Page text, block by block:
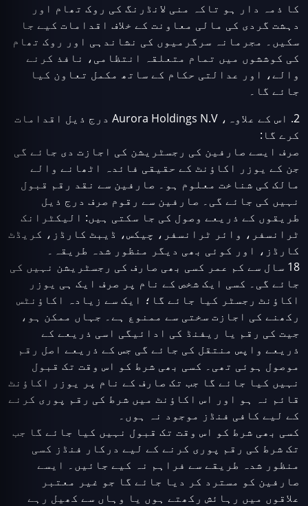
کا ذمہ دار ہو تاکہ منی لانڈرنگ کی روک تھام اور
دہشت گردی کی مالی معاونت کے خلاف اقدامات کیے جا
سکیں۔ مجرمانہ سرگرمیوں کی نشاندہی اور روک تھام
کی کوششوں میں تمام متعلقہ انتظامی، نافذ کرنے
والے، اور عدالتی حکام کے ساتھ مکمل تعاون کیا
جائے گا۔
2. اس کے علاوہ، Aurora Holdings N.V درج ذیل اقدامات
کرے گا:
صرف ایسے صارفین کی رجسٹریشن کی اجازت دی جائے گی
جن کے یوزر اکاؤنٹ کے حقیقی فائدہ اٹھانے والے
مالک کی شناخت معلوم ہو۔ صارفین سے نقد رقم قبول
نہیں کی جائے گی۔ صارفین سے رقوم صرف درج ذیل
طریقوں کے ذریعے وصول کی جا سکتی ہیں: الیکٹرانک
ٹرانسفر، وائر ٹرانسفر، چیکس، ڈیبٹ کارڈز، کریڈٹ
کارڈز، اور کوئی بھی دیگر منظور شدہ طریقہ۔
18 سال سے کم عمر کسی بھی صارف کی رجسٹریشن نہیں کی
جائے گی۔ کسی ایک شخص کے نام پر صرف ایک ہی یوزر
اکاؤنٹ رجسٹر کیا جائے گا؛ ایک سے زیادہ اکاؤنٹس
رکھنے کی اجازت سختی سے ممنوع ہے۔ جہاں ممکن ہو،
جیت کی رقم یا ریفنڈ کی ادائیگی اسی ذریعے کے
ذریعے واپس منتقل کی جائے گی جس کے ذریعے اصل رقم
موصول ہوئی تھی۔ کسی بھی شرط کو اس وقت تک قبول
نہیں کیا جائے گا جب تک صارف کے نام پر یوزر اکاؤنٹ
قائم نہ ہو اور اس اکاؤنٹ میں شرط کی رقم پوری کرنے
کے لیے کافی فنڈز موجود نہ ہوں۔
کسی بھی شرط کو اس وقت تک قبول نہیں کیا جائے گا جب
تک شرط کی رقم پوری کرنے کے لیے درکار فنڈز کسی
منظور شدہ طریقے سے فراہم نہ کیے جائیں۔ ایسے
صارفین کو مسترد کر دیا جائے گا جو غیر معتبر
علاقوں میں رہائش رکھتے ہوں یا وہاں سے کھیل رہے